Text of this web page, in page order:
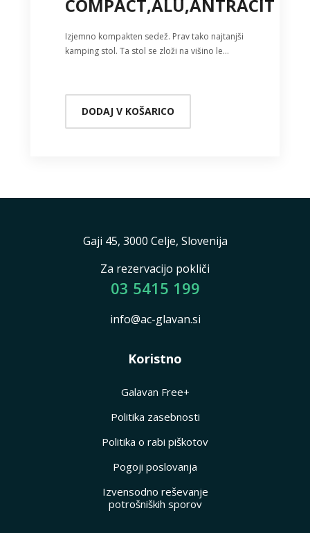
COMPACT,ALU,ANTRACIT
Izjemno kompakten sedež. Prav tako najtanjši
kamping stol. Ta stol se zloži na višino le…
DODAJ V KOŠARICO
Gaji 45, 3000 Celje, Slovenija
Za rezervacijo pokliči
03 5415 199
info@ac-glavan.si
Koristno
Galavan Free+
Politika zasebnosti
Politika o rabi piškotov
Pogoji poslovanja
Izvensodno reševanje
potrošniških sporov